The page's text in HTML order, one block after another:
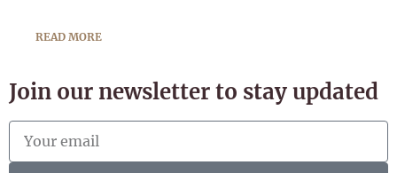
READ MORE
Join our newsletter to stay updated